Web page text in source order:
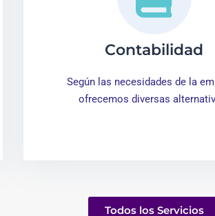
Contabilidad
Según las necesidades de la
ofrecemos diversas
Todos los Servicios